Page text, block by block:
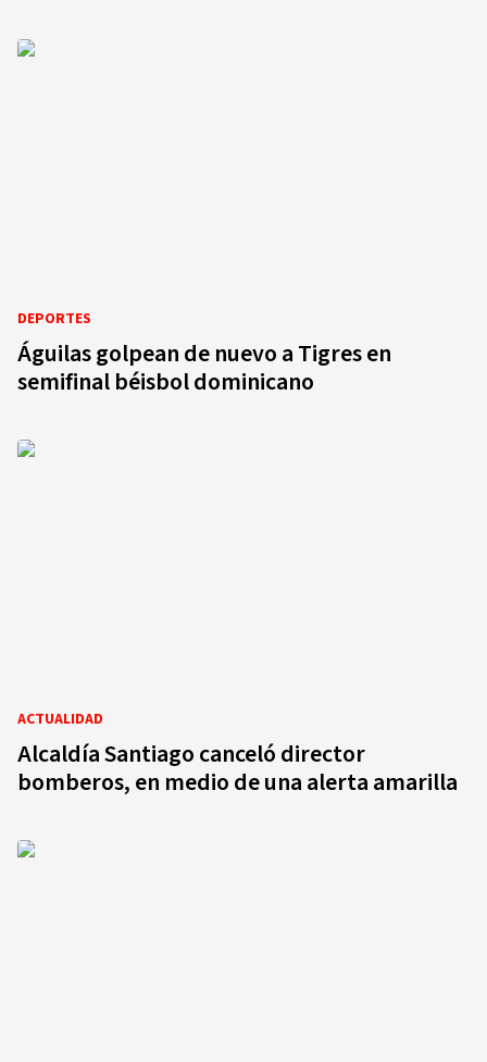
DEPORTES
Águilas golpean de nuevo a Tigres en
semifinal béisbol dominicano
ACTUALIDAD
Alcaldía Santiago canceló director
bomberos, en medio de una alerta amarilla